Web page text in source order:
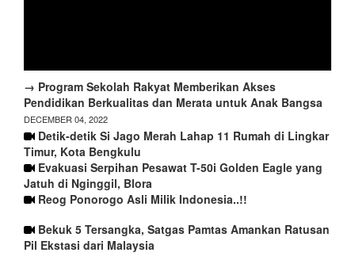
→ Program Sekolah Rakyat Memberikan Akses
Pendidikan Berkualitas dan Merata untuk Anak Bangsa
DECEMBER 04, 2022
Detik-detik Si Jago Merah Lahap 11 Rumah di Lingkar
Timur, Kota Bengkulu
Evakuasi Serpihan Pesawat T-50i Golden Eagle yang
Jatuh di Nginggil, Blora
Reog Ponorogo Asli Milik Indonesia..!!
Bekuk 5 Tersangka, Satgas Pamtas Amankan Ratusan
Pil Ekstasi dari Malaysia